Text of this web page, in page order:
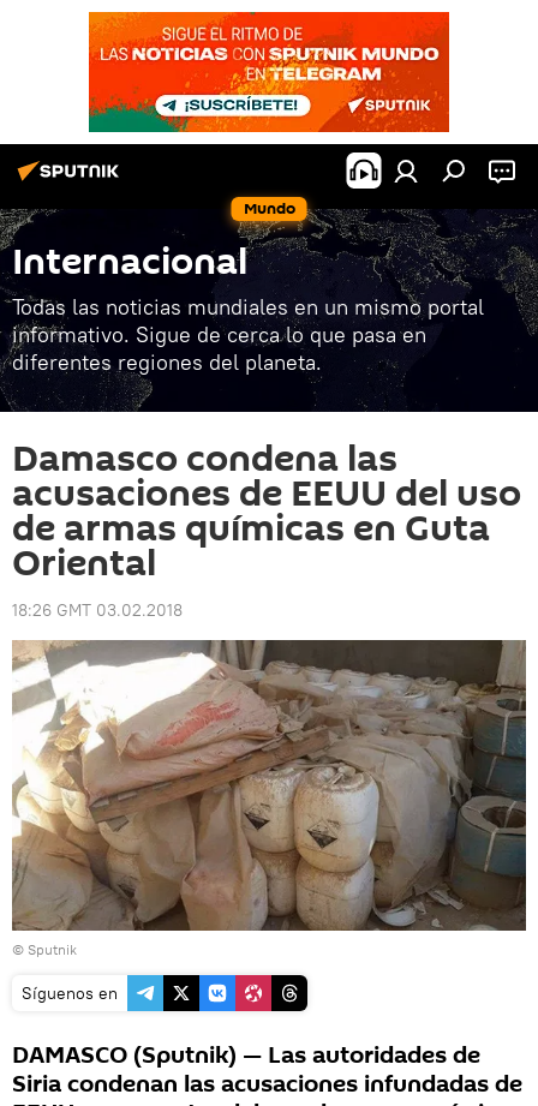
Mundo
Internacional
Todas las noticias mundiales en un mismo portal
informativo. Sigue de cerca lo que pasa en
diferentes regiones del planeta.
Damasco condena las
acusaciones de EEUU del uso
de armas químicas en Guta
Oriental
18:26 GMT 03.02.2018
© Sputnik
Síguenos en
DAMASCO (Sputnik) — Las autoridades de
Siria condenan las acusaciones infundadas de